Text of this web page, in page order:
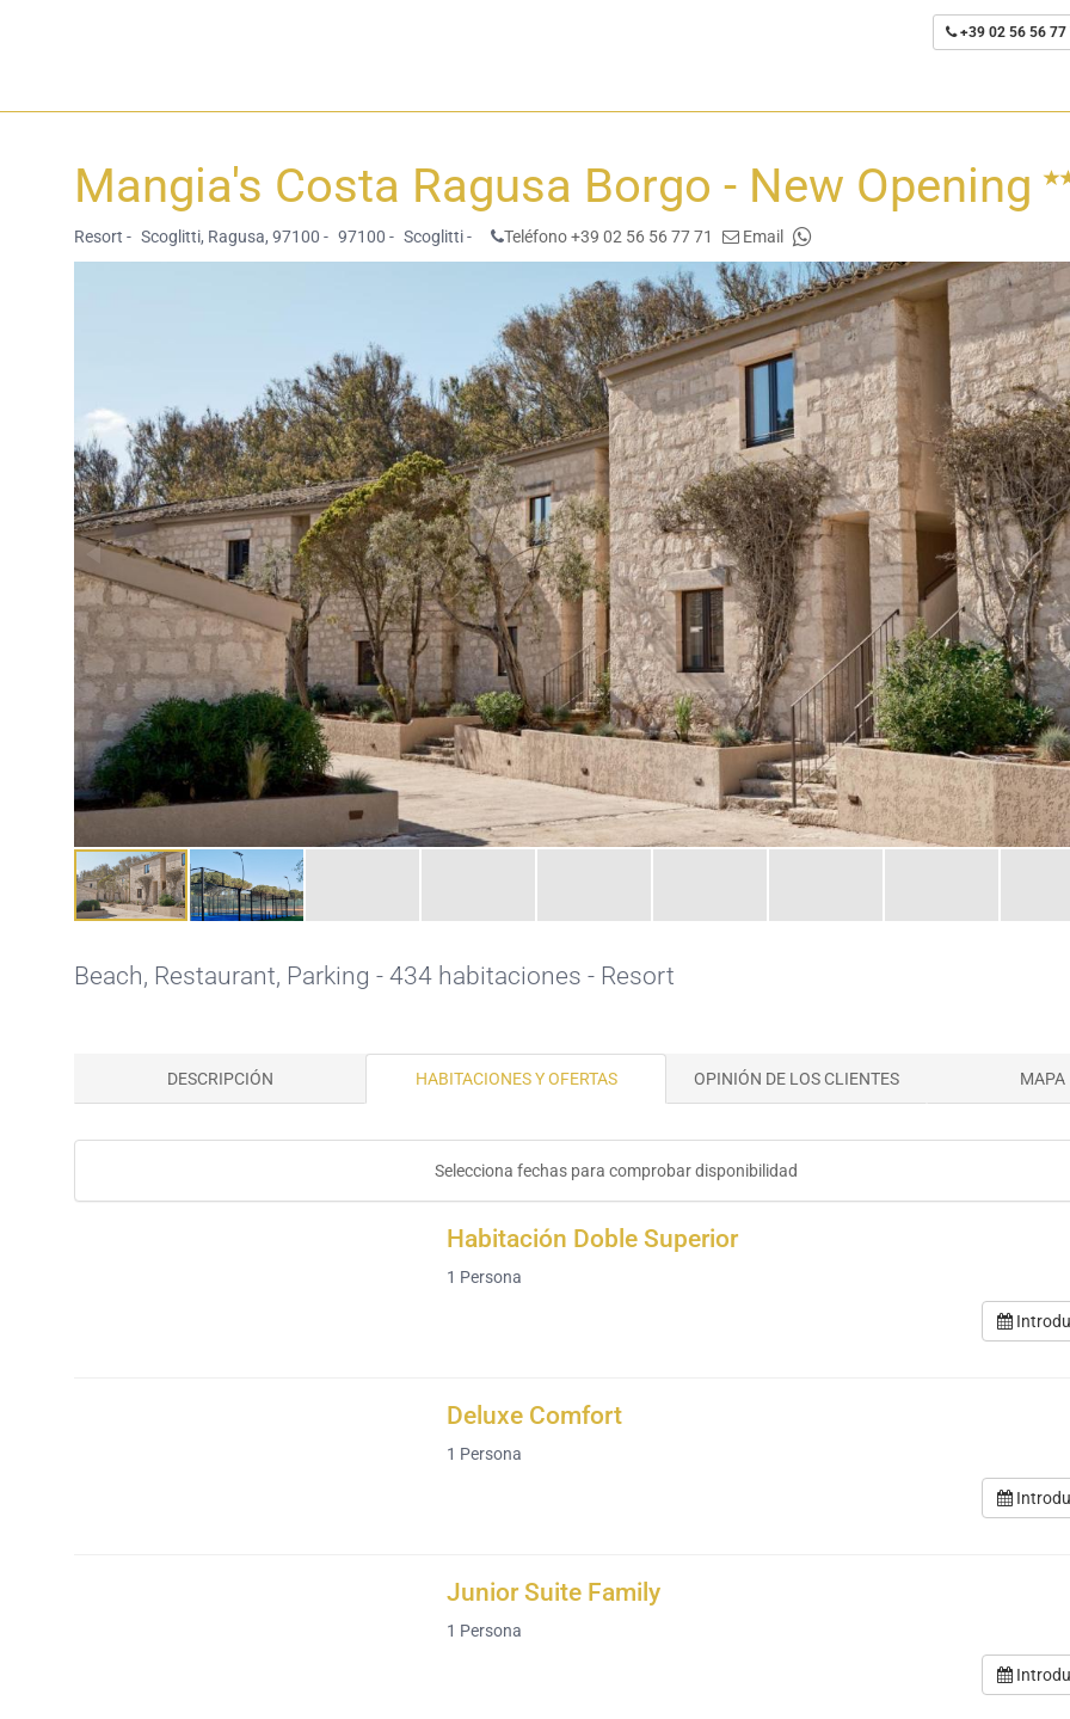
+39 02 56 56 77
Mangia's Costa Ragusa Borgo - New Opening
Resort - Scoglitti, Ragusa, 97100 - 97100 - Scoglitti - Teléfono +39 02 56 56 77 71 Email
Beach, Restaurant, Parking - 434 habitaciones - Resort
DESCRIPCIÓN HABITACIONES Y OFERTAS OPINIÓN DE LOS CLIENTES MAPA
Selecciona fechas para comprobar disponibilidad
Habitación Doble Superior
1 Persona
Deluxe Comfort
1 Persona
Junior Suite Family
1 Persona